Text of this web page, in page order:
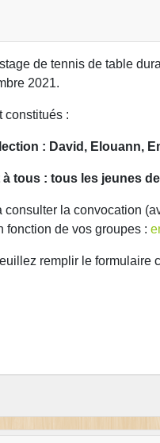
de tennis de table
2021.
constitués :
: David, Elouann,
à tous : tous les jeunes
consulter la convocation
fonction de vos groupes :
remplir le formulaire